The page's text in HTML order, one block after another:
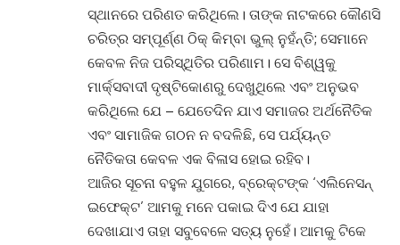
ସ୍ଥାନରେ ପରିଣତ କରିଥିଲେ। ତାଙ୍କ ନାଟକରେ କୌଣସି
ଚରିତ୍ର ସମ୍ପୂର୍ଣ୍ଣ ଠିକ୍ କିମ୍ବା ଭୁଲ୍ ନୁହଁନ୍ତି; ସେମାନେ
କେବଳ ନିଜ ପରିସ୍ଥିତିର ପରିଣାମ। ସେ ବିଶ୍ୱକୁ
ମାର୍କ୍ସବାଦୀ ଦୃଷ୍ଟିକୋଣରୁ ଦେଖୁଥିଲେ ଏବଂ ଅନୁଭବ
କରିଥିଲେ ଯେ – ଯେତେଦିନ ଯାଏ ସମାଜର ଅର୍ଥନୈତିକ
ଏବଂ ସାମାଜିକ ଗଠନ ନ ବଦଳିଛି, ସେ ପର୍ଯ୍ୟନ୍ତ
ନୈତିକତା କେବଳ ଏକ ବିଳାସ ହୋଇ ରହିବ।
ଆଜିର ସୂଚନା ବହୁଳ ଯୁଗରେ, ବ୍ରେକ୍ଟଙ୍କ ‘ଏଲିନେସନ୍
ଇଫେକ୍ଟ’ ଆମକୁ ମନେ ପକାଇ ଦିଏ ଯେ ଯାହା
ଦେଖାଯାଏ ତାହା ସବୁବେଳେ ସତ୍ୟ ନୁହେଁ। ଆମକୁ ଟିକେ